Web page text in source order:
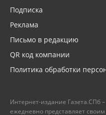
Подписка
Реклама
Письмо в редакцию
QR код компании
Политика обработки
Интернет-издание Газета.СПб
ежедневно представляет